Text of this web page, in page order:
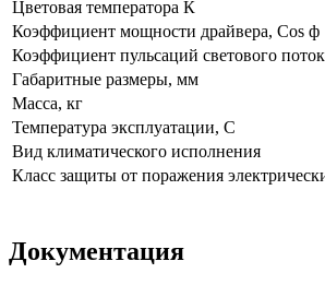
Цветовая температора К
Коэффициент мощности драйвера, Cos ф
Коэффициент пульсаций светового
Габаритные размеры, мм
Масса, кг
Температура эксплуатации, С
Вид климатического исполнения
Класс защиты от поражения
Документация